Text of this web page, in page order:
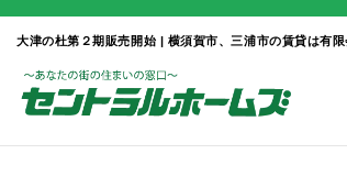
大津の杜第２期販売開始 | 横須賀市、三浦市の賃貸は有